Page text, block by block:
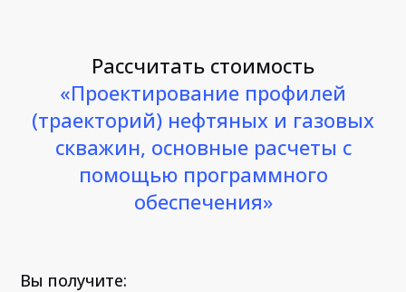
Рассчитать стоимость
«Проектирование профилей
(траекторий) нефтяных и газовых
скважин, основные расчеты с
помощью программного
обеспечения»
Вы получите: